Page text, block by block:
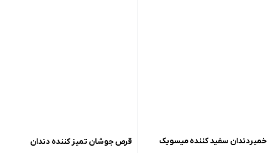
خمیردندان سفید کننده میسویک
قرص جوشان تمیز کننده دندان